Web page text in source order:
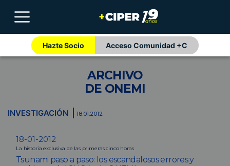
Hazte Socio Acceso Comunidad +C
ARCHIVO
DE ONEMI
INVESTIGACIÓN 18.01.2012
18-01-2012
La historia exclusiva de las primeras cinco horas
Tsunami paso a paso: los escandalosos errores y